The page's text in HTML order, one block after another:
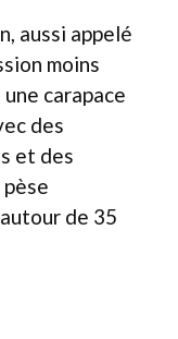
aussi appelé
moins
carapace
des
et des
de 35